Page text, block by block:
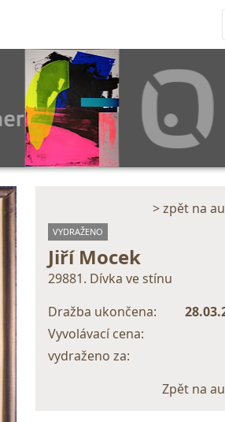
> zpět na
VYDRAŽENO
Jiří Mocek
29881. Dívka ve stínu
Dražba ukončena:
Vyvolávací cena:
vydraženo za:
Zpět na